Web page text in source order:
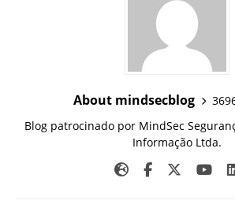
About mindsecblog
Blog patrocinado por MindSec
Informação Ltda.